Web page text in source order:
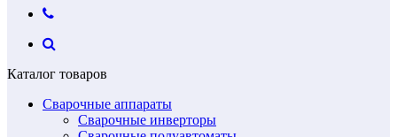
Каталог товаров
Сварочные аппараты
Сварочные инверторы